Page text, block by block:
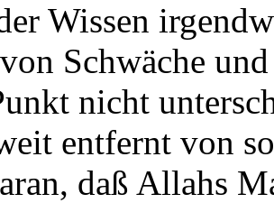
Wissen
Schwäche
nicht
entfernt von
daß Allahs